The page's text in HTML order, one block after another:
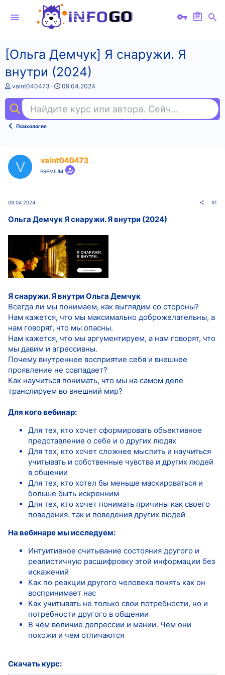
[Ольга Демчук] Я снаружи. Я
внутри (2024)
А
т
о
т
valnt040473
Д
а
н
а
09.04.2024
Найдите курс или автора. Сейчас ищут
Психология
V valnt040473
PREMIUM
09.04.2024 #1
Ольга Демчук Я снаружи. Я внутри (2024)
Я снаружи. Я внутриОльга Демчук
Всегда ли мы понимаем, как выглядим со стороны?
Нам кажется, что мы максимально доброжелательны, а
нам говорят, что мы опасны.
Нам кажется, что мы аргументируем, а нам говорят, что
мы давим и агрессивны.
Почему внутреннее восприятие себя и внешнее
проявление не совпадает?
Как научиться понимать, что мы на самом деле
транслируем во внешний мир?
Для кого вебинар:
Для тех, кто хочет сформировать объективное
представление о себе и о других людях
Для тех, кто хочет сложнее мыслить и научиться
учитывать и собственные чувства и других людей
в общении
Для тех, кто хотел бы меньше маскироваться и
больше быть искренним
Для тех, кто хочет понимать причины как своего
поведения. так и поведения других людей
На вебинаре мы исследуем:
Интуитивное считывание состояния другого и
реалистичную расшифровку этой информации без
искажений
Как по реакции другого человека понять как он
воспринимает нас
Как учитывать не только свои потребности, но и
потребности другого в общении
В чём величие депрессии и мании. Чем они
похожи и чем отличаются
Скачать курс: